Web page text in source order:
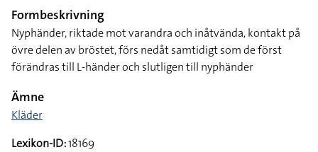
Formbeskrivning
Nyphänder, riktade mot varandra och inåtvända, kontakt på
övre delen av bröstet, förs nedåt samtidigt som de först
förändras till L-händer och slutligen till nyphänder
Ämne
Kläder
Lexikon-ID:18169